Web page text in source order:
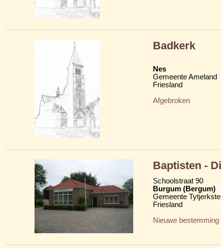
Badkerk
Nes
Gemeente Ameland
Friesland
Afgebroken
Baptisten -
Schoolstraat 90
Burgum (Bergum)
Gemeente
Friesland
Nieuwe bestemming